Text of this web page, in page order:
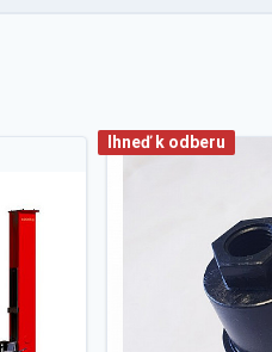
Ihneď k odberu